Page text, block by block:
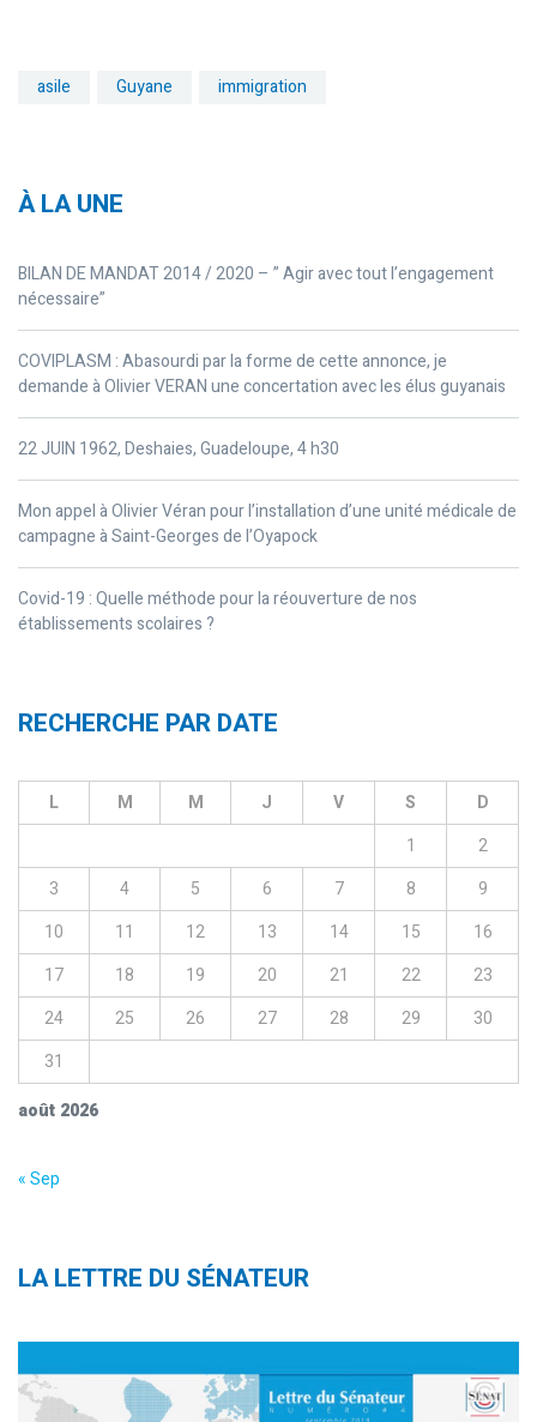
asile Guyane immigration
À LA UNE
BILAN DE MANDAT 2014 / 2020 – ” Agir avec tout l’engagement
nécessaire”
COVIPLASM : Abasourdi par la forme de cette annonce, je
demande à Olivier VERAN une concertation avec les élus guyanais
22 JUIN 1962, Deshaies, Guadeloupe, 4 h30
Mon appel à Olivier Véran pour l’installation d’une unité médicale de
campagne à Saint-Georges de l’Oyapock
Covid-19 : Quelle méthode pour la réouverture de nos
établissements scolaires ?
RECHERCHE PAR DATE
août 2026
L M M J V S
D
1
2
3
4 5 6 7 8
9
10
11 12 13 14 15
16
17
18 19 20 21 22
23
24
25 26 27 28 29
30
31
« Sep
LA LETTRE DU SÉNATEUR